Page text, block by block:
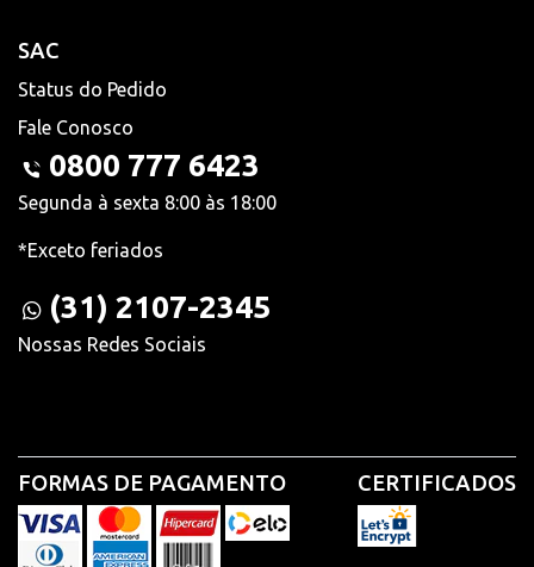
SAC
Status do Pedido
Fale Conosco
0800 777 6423
Segunda à sexta 8:00 às 18:00
*Exceto feriados
(31) 2107-2345
Nossas Redes Sociais
FORMAS DE PAGAMENTO CERTIFICADOS